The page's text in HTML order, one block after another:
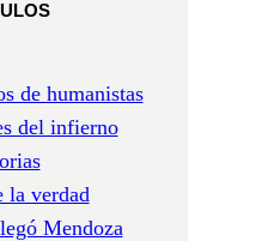
de humanistas
del infierno
la verdad
Mendoza